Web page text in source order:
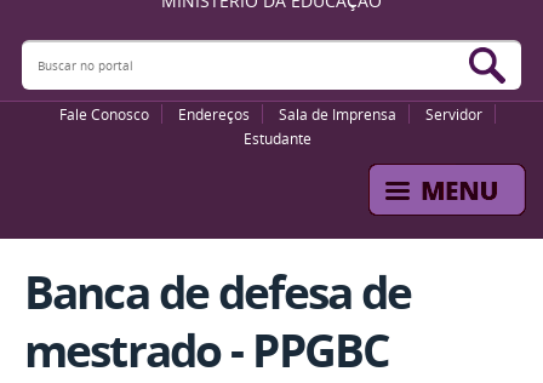
Buscar no portal
Fale Conosco Endereços Sala de Imprensa
Servidor
Estudante
Banca de defesa de
mestrado - PPGBC